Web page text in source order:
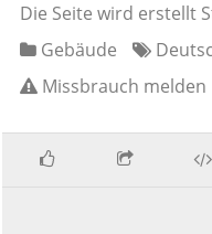
Die Seite wird erstellt
Gebäude
Missbrauch melden